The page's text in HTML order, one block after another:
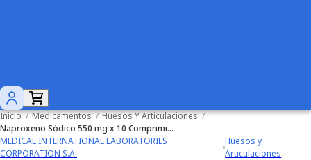
Inicio / Medicamentos / Huesos Y Articulaciones /
Naproxeno Sódico 550 mg x 10 Comprimidos
MEDICAL INTERNATIONAL LABORATORIES
CORPORATION S.A.
Huesos y
Articulaciones